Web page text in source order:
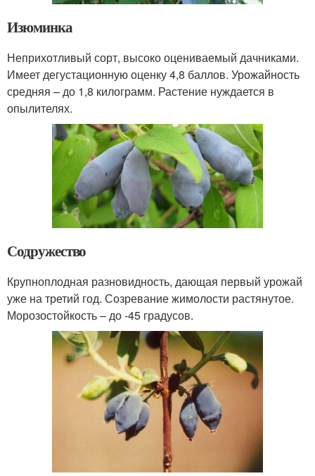
Изюминка
Неприхотливый сорт, высоко оцениваемый дачниками.
Имеет дегустационную оценку 4,8 баллов. Урожайность
средняя – до 1,8 килограмм. Растение нуждается в
опылителях.
Содружество
Крупноплодная разновидность, дающая первый урожай
уже на третий год. Созревание жимолости растянутое.
Морозостойкость – до -45 градусов.